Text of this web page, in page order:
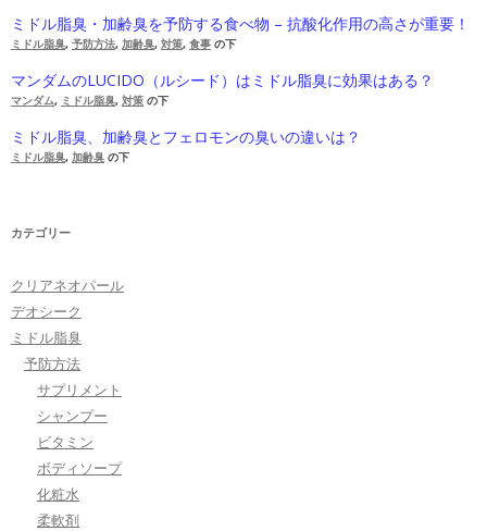
ミドル脂臭・加齢臭を予防する食べ物 – 抗酸化作用の高さが重要！
ミドル脂臭, 予防方法, 加齢臭, 対策, 食事 の下
マンダムのLUCIDO（ルシード）はミドル脂臭に効果はある？
マンダム, ミドル脂臭, 対策 の下
ミドル脂臭、加齢臭とフェロモンの臭いの違いは？
ミドル脂臭, 加齢臭 の下
カテゴリー
クリアネオパール
デオシーク
ミドル脂臭
予防方法
サプリメント
シャンプー
ビタミン
ボディソープ
化粧水
柔軟剤